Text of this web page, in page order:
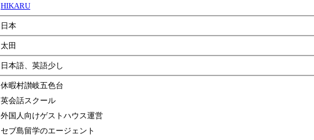
HIKARU
日本
太田
日本語、英語少し
休暇村讃岐五色台
英会話スクール
外国人向けゲストハウス運営
セブ島留学のエージェント